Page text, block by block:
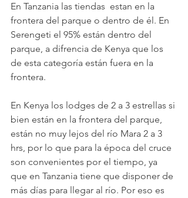
En Tanzania las tiendas  estan en la
frontera del parque o dentro de él. En
Serengeti el 95% están dentro del
parque, a difrencia de Kenya que los
de esta categoría están fuera en la
frontera.
En Kenya los lodges de 2 a 3 estrellas si
bien están en la frontera del parque,
están no muy lejos del río Mara 2 a 3
hrs, por lo que para la época del cruce
son convenientes por el tiempo, ya
que en Tanzania tiene que disponer de
más días para llegar al río. Por eso es